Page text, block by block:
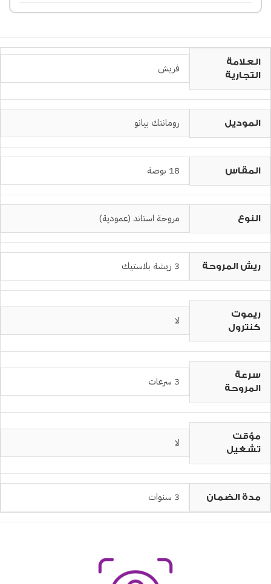
العلامة
التجارية
فريش
الموديل رومانتك بيانو
المقاس 18 بوصة
النوع مروحة استاند (عمودية)
ريش المروحة 3 ريشة بلاستيك
ريموت
كنترول
لا
سرعة
المروحة
3 سرعات
مؤقت
تشغيل
لا
مدة الضمان 3 سنوات